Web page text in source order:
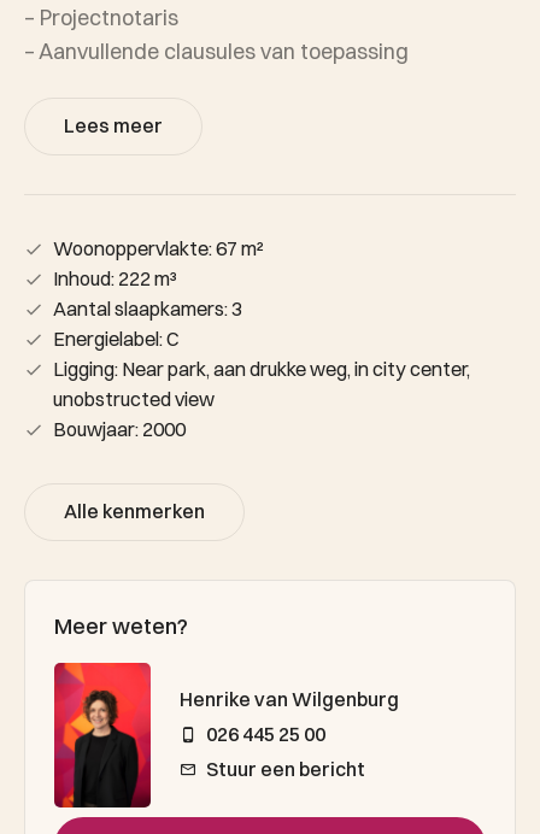
– Projectnotaris
– Aanvullende clausules van toepassing
Lees meer
Woonoppervlakte: 67 m²
Inhoud: 222 m³
Aantal slaapkamers: 3
Energielabel: C
Ligging: Near park, aan drukke weg, in city center,
unobstructed view
Bouwjaar: 2000
Alle kenmerken
Meer weten?
Henrike van Wilgenburg
026 445 25 00
Stuur een bericht